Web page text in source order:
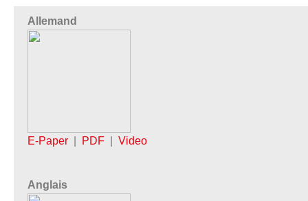
Allemand
E-Paper PDF Video
Anglais